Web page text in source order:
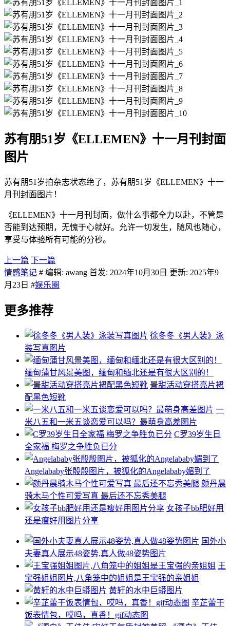
苏有朋51岁《ELLEMEN》十一月刊封面
图片
苏有朋51岁拍杂志状态绝了，苏有朋51岁《ELLEMEN》十一
月刊封面图片！
《ELLEMEN》十一月刊封面，做什么事都全力以赴，不管是
否能到达预期，无愧于心就好。允许一切发生，随风也随心，
享受与体验所有可能的分秒。
上一篇 下一篇
情感笔记 # 编辑: awang 首发: 2024年10月30日 更新: 2025年9
月23日 #娱乐圈
更多推荐
徐冬冬《男人装》泳
装写真图片
缅甸蒲甘风景美图，缅甸和缅北还是有很大区别的！
景甜活动穿搭亮片裙
配黑色短靴
一
米八五和一米五谈恋爱可以吗？最萌身高差图片
C罗39岁生日
全家福 梅罗之争胜负已分
Angelababy张殷殷图片，被狐化的Angelababy媚到了
颜丹晨
骑木马个性可爱写真 最后还不忘秀美腿
女孩子bb肥好用
还是瘦好用图片分享
国外小
夫妻真人展示48姿势,真人做48姿势图片
王
宝强姐姐图片,八角笼中的姐姐是王宝强的亲姐姐
黄轩的水中巨蟒图片
辛芷蕾干
饭表情包，哎吗，真香！gif动态图